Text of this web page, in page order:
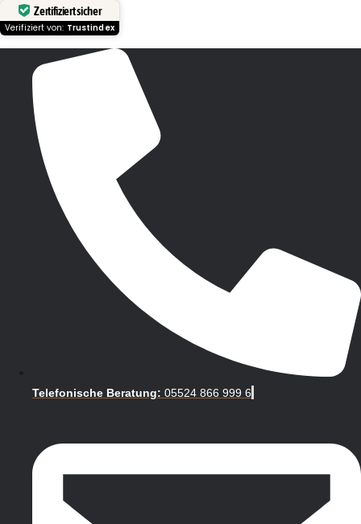
Zertifiziert sicher
Verifiziert von: Trustindex
Telefonische Beratung: 05524 866 999 6